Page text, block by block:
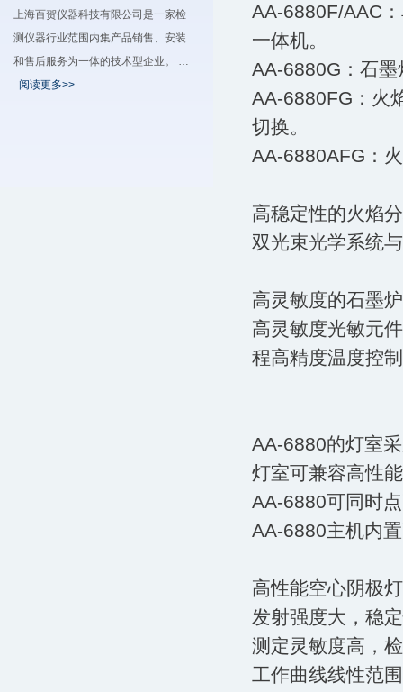
上海百贺仪器科技有限公司是一家检
测仪器行业范围内集产品销售、安装
和售后服务为一体的技术型企业。 …
阅读更多>>
AA-6880F/AAC
一体机。
AA-6880G：石
AA-6880FG：火
切换。
AA-6880AFG：
高稳定性的火焰
双光束光学系统
高灵敏度的石墨
高灵敏度光敏元
程高精度温度控
AA-6880的灯室
灯室可兼容高性
AA-6880可同时
AA-6880主机内
高性能空心阴极
发射强度大，稳
测定灵敏度高，
工作曲线线性范